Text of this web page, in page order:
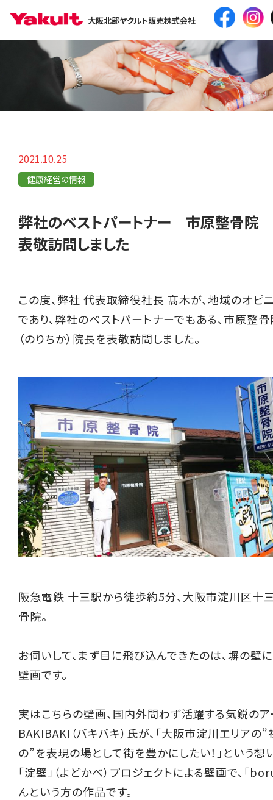
大阪北部ヤクルト販売株式会社
2021.10.25
健康経営の情報
弊社のベストパートナー 市原整骨院
表敬訪問しました
この度、弊社 代表取締役社長 髙木が、地域のオピ
であり、弊社のベストパートナーでもある、市原
（のりちか）院長を表敬訪問しました。
阪急電鉄 十三駅から徒歩約5分、大阪市淀川区十
骨院。
お伺いして、まず目に飛び込んできたのは、塀の壁
壁画です。
実はこちらの壁画、国内外問わず活躍する気鋭のア
BAKIBAKI（バキバキ）氏が、「大阪市淀川エリアの
の”を表現の場として街を豊かにしたい！」という想
「淀壁」（よどかべ）プロジェクトによる壁画で、「
んという方の作品です。